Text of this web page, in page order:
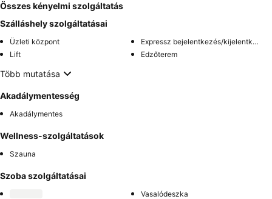
Összes kényelmi szolgáltatás
Szálláshely szolgáltatásai
Üzleti központ
Expressz bejelentkezés/kijelentkezés
Lift
Edzőterem
Több mutatása
Akadálymentesség
Akadálymentes
Wellness-szolgáltatások
Szauna
Szoba szolgáltatásai
Vasalódeszka